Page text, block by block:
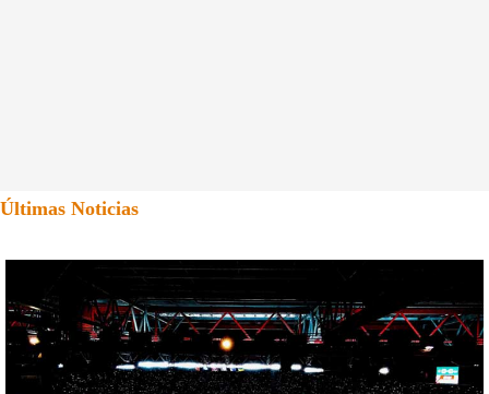
Últimas Noticias